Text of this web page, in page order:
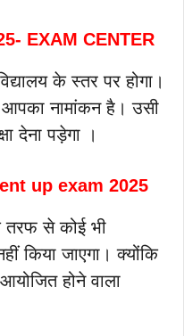
EXAM CENTER
के स्तर पर होगा।
आपका नामांकन है। उसी
देना पड़ेगा ।
up exam 2025
तरफ से कोई भी
किया जाएगा। क्योंकि
होने वाला